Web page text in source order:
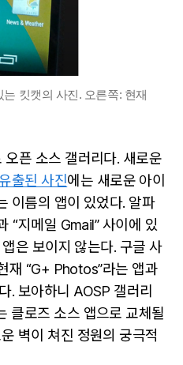
는 킷캣의 사진. 오른쪽: 현재
픈 소스 갤러리다. 새로운
유출된 사진에는 새로운 아이
이름의 앱이 있었다. 알파
“지메일 Gmail” 사이에 있
은 보이지 않는다. 구글 사
재 “G+ Photos”라는 앱과
. 보아하니 AOSP 갤러리
클로즈 소스 앱으로 교체될
벽이 쳐진 정원의 궁극적